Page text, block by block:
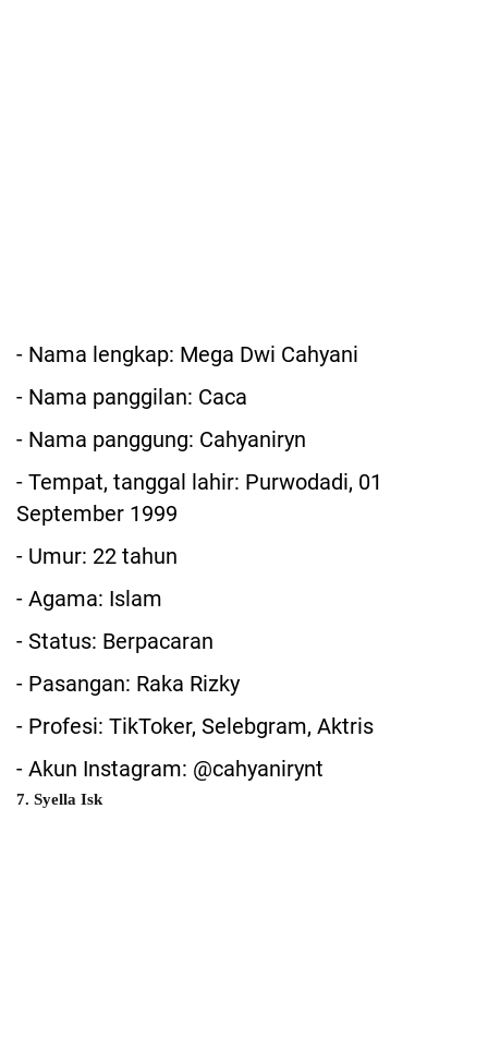
- Nama lengkap: Mega Dwi Cahyani
- Nama panggilan: Caca
- Nama panggung: Cahyaniryn
- Tempat, tanggal lahir: Purwodadi, 01
September 1999
- Umur: 22 tahun
- Agama: Islam
- Status: Berpacaran
- Pasangan: Raka Rizky
- Profesi: TikToker, Selebgram, Aktris
- Akun Instagram: @cahyanirynt
7. Syella Isk